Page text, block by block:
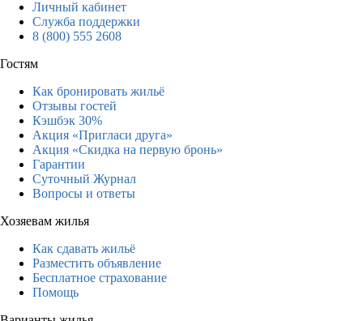
Личный кабинет
Служба поддержки
8 (800) 555 2608
Гостям
Как бронировать жильё
Отзывы гостей
Кэшбэк 30%
Акция «Пригласи друга»
Акция «Скидка на первую бронь»
Гарантии
Суточный Журнал
Вопросы и ответы
Хозяевам жилья
Как сдавать жильё
Разместить объявление
Бесплатное страхование
Помощь